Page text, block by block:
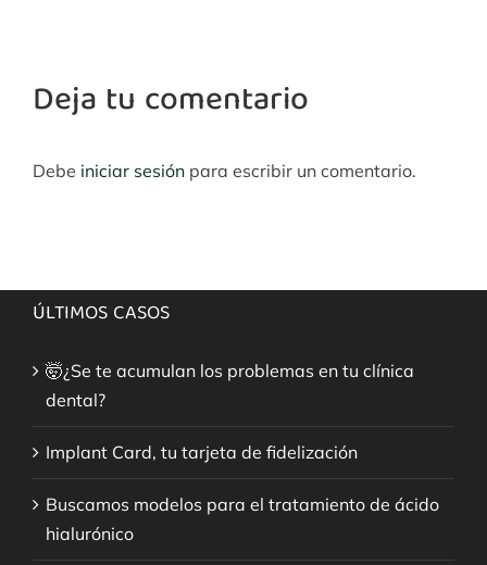
Deja tu comentario
Debe iniciar sesión para escribir un comentario.
ÚLTIMOS CASOS
🤯¿Se te acumulan los problemas en tu clínica
dental?
Implant Card, tu tarjeta de fidelización
Buscamos modelos para el tratamiento de ácido
hialurónico